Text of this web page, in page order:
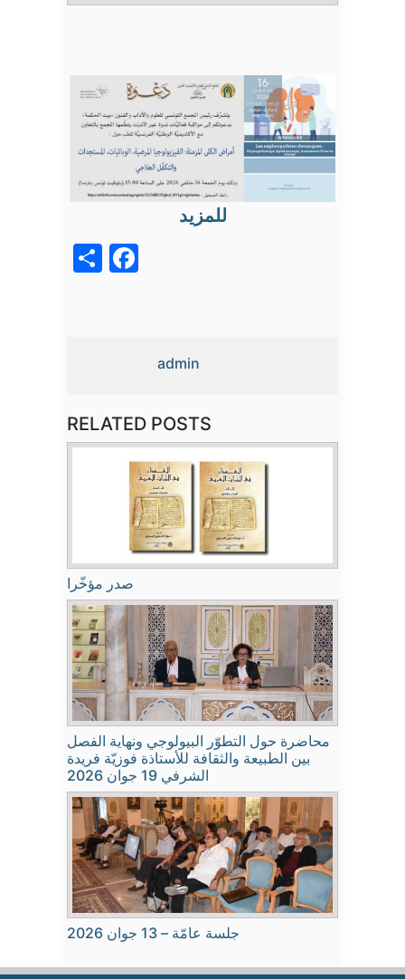
للمزيد
admin
RELATED POSTS
صدر مؤخّرا
محاضرة حول التطوّر البيولوجي ونهاية الفصل
بين الطبيعة والثقافة للأستاذة فوزيّة فريدة
الشرفي 19 جوان 2026
جلسة عامّة – 13 جوان 2026